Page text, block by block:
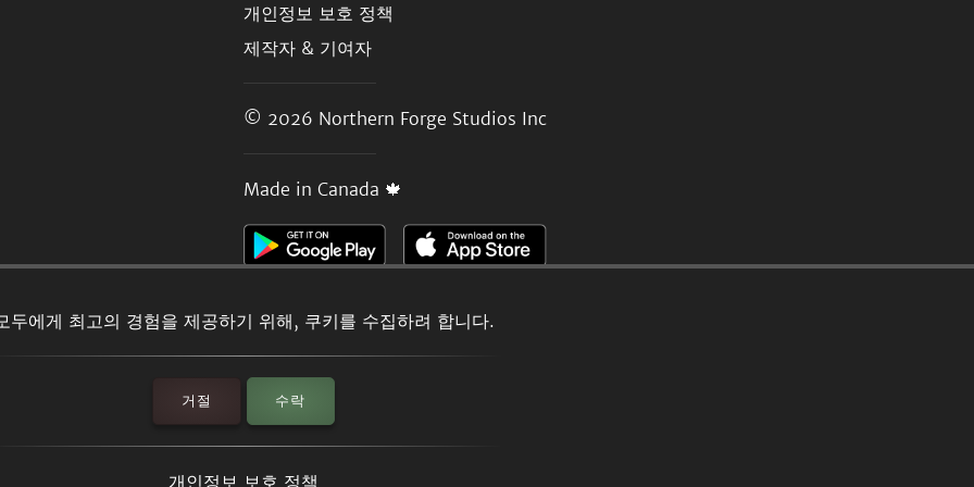
두에게 최고의 경험을 제공하기 위해, 쿠키를 수집하려 합니다.
거절 수락
개인정보 보호 정책
개인정보 보호 정책
제작자 & 기여자
© 2026 Northern Forge Studios Inc
Made in Canada 🍁